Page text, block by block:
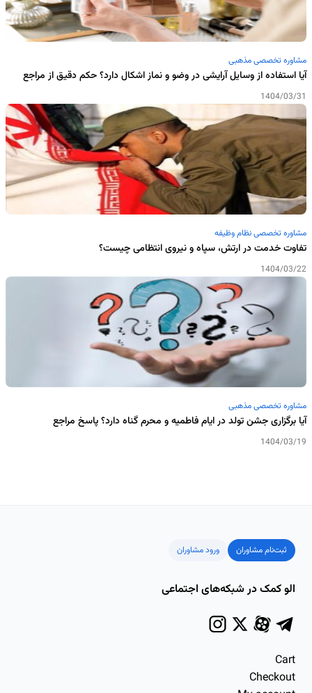
مشاوره تخصصی مذهبی
آیا استفاده از وسایل آرایشی در وضو و نماز اشکال دارد؟ حکم دقیق از مراجع
1404/03/31
مشاوره تخصصی نظام وظیفه
تفاوت خدمت در ارتش، سپاه و نیروی انتظامی چیست؟
1404/03/22
مشاوره تخصصی مذهبی
آیا برگزاری جشن تولد در ایام فاطمیه و محرم گناه دارد؟ پاسخ مراجع
1404/03/19
ثبت‌نام مشاوران ورود مشاوران
الو کمک در شبکه‌های اجتماعی
Cart
Checkout